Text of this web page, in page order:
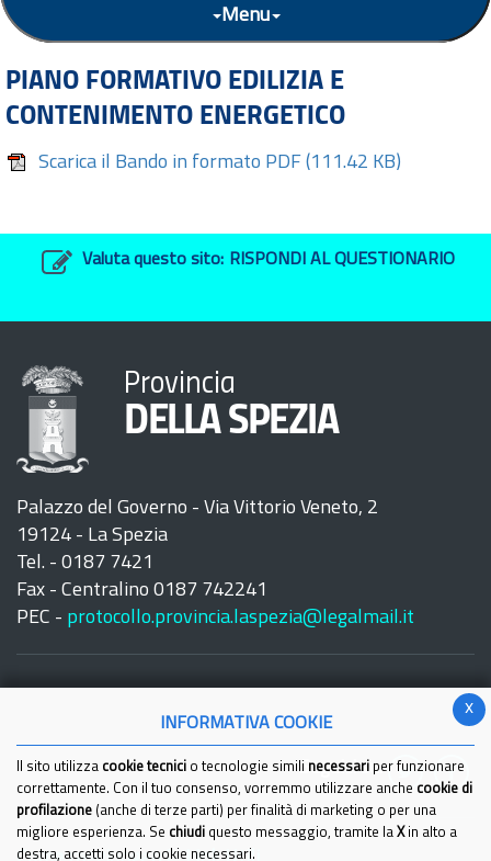
Menu
PIANO FORMATIVO EDILIZIA E
CONTENIMENTO ENERGETICO
Scarica il Bando in formato PDF (111.42 KB)
Valuta questo sito: RISPONDI AL QUESTIONARIO
Provincia
DELLA SPEZIA
Palazzo del Governo - Via Vittorio Veneto, 2
19124 - La Spezia
Tel. - 0187 7421
Fax - Centralino 0187 742241
PEC - protocollo.provincia.laspezia@legalmail.it
Seguici su:
x
INFORMATIVA COOKIE
Il sito utilizza cookie tecnici o tecnologie simili necessari per funzionare
correttamente. Con il tuo consenso, vorremmo utilizzare anche cookie di
profilazione (anche di terze parti) per finalità di marketing o per una
migliore esperienza. Se chiudi questo messaggio, tramite la Xin alto a
destra, accetti solo i cookie necessari.